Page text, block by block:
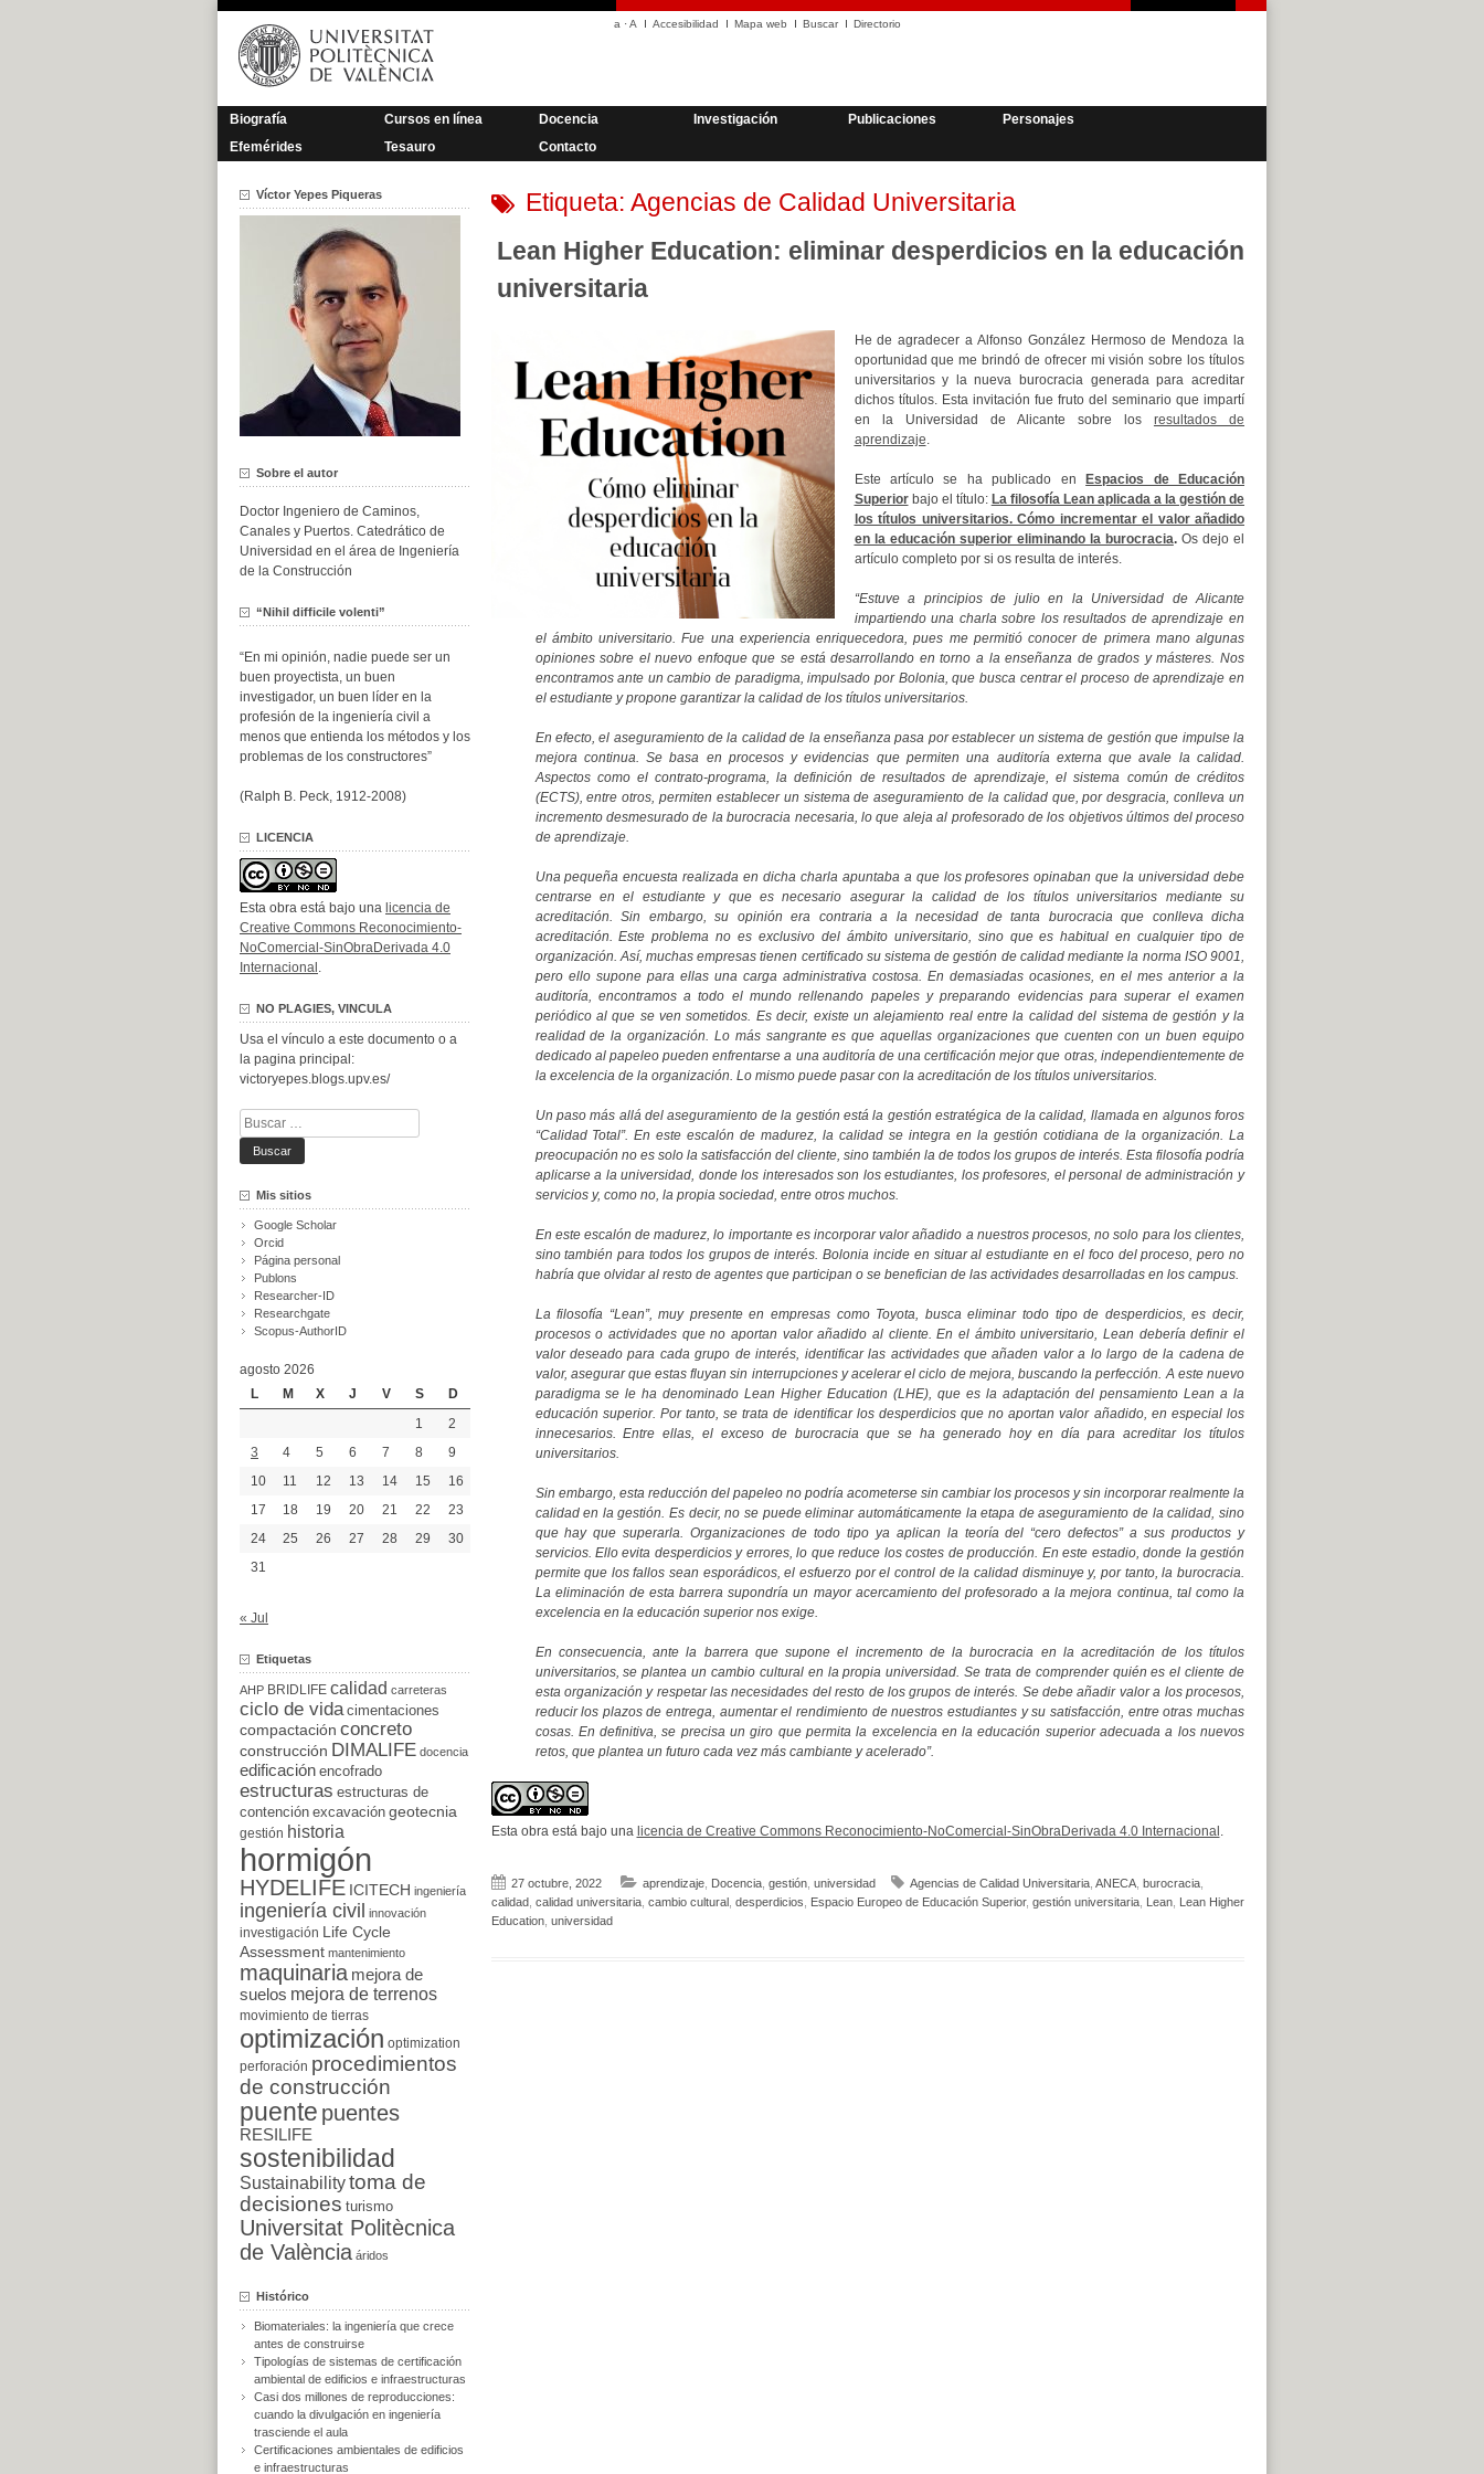
Saltar
contenido
a ·A Accesibilidad Mapa web Buscar Directorio
Biografía Cursos en línea Docencia Investigación Publicaciones
Personajes
Efemérides
Tesauro Contacto
Etiqueta: Agencias de Calidad Universitaria
Lean Higher Education: eliminar desperdicios en la educación
universitaria
He de agradecer a Alfonso González Hermoso de Mendoza la
oportunidad que me brindó de ofrecer mi visión sobre los títulos
universitarios y la nueva burocracia generada para acreditar
dichos títulos. Esta invitación fue fruto del seminario que impartí
en la Universidad de Alicante sobre los resultados de
aprendizaje.
Este artículo se ha publicado en
Espacios de Educación
Superiorbajo el título: La filosofía Lean aplicada a la gestión de
los títulos universitarios. Cómo incrementar el valor añadido
en la educación superior eliminando la burocracia. Os dejo el
artículo completo por si os resulta de interés.
“Estuve a principios de julio en la Universidad de Alicante
impartiendo una charla sobre los resultados de aprendizaje en
el ámbito universitario. Fue una experiencia enriquecedora, pues me permitió conocer de primera mano algunas
opiniones sobre el nuevo enfoque que se está desarrollando en torno a la enseñanza de grados y másteres. Nos
encontramos ante un cambio de paradigma, impulsado por Bolonia, que busca centrar el proceso de aprendizaje en
el estudiante y propone garantizar la calidad de los títulos universitarios.
En efecto, el aseguramiento de la calidad de la enseñanza pasa por establecer un sistema de gestión que impulse la
mejora continua. Se basa en procesos y evidencias que permiten una auditoría externa que avale la calidad.
Aspectos como el contrato-programa, la definición de resultados de aprendizaje, el sistema común de créditos
(ECTS), entre otros, permiten establecer un sistema de aseguramiento de la calidad que, por desgracia, conlleva un
incremento desmesurado de la burocracia necesaria, lo que aleja al profesorado de los objetivos últimos del proceso
de aprendizaje.
Una pequeña encuesta realizada en dicha charla apuntaba a que los profesores opinaban que la universidad debe
centrarse en el estudiante y que es necesario asegurar la calidad de los títulos universitarios mediante su
acreditación. Sin embargo, su opinión era contraria a la necesidad de tanta burocracia que conlleva dicha
acreditación. Este problema no es exclusivo del ámbito universitario, sino que es habitual en cualquier tipo de
organización. Así, muchas empresas tienen certificado su sistema de gestión de calidad mediante la norma ISO 9001,
pero ello supone para ellas una carga administrativa costosa. En demasiadas ocasiones, en el mes anterior a la
auditoría, encontramos a todo el mundo rellenando papeles y preparando evidencias para superar el examen
periódico al que se ven sometidos. Es decir, existe un alejamiento real entre la calidad del sistema de gestión y la
realidad de la organización. Lo más sangrante es que aquellas organizaciones que cuenten con un buen equipo
dedicado al papeleo pueden enfrentarse a una auditoría de una certificación mejor que otras, independientemente de
la excelencia de la organización. Lo mismo puede pasar con la acreditación de los títulos universitarios.
Un paso más allá del aseguramiento de la gestión está la gestión estratégica de la calidad, llamada en algunos foros
“Calidad Total”. En este escalón de madurez, la calidad se integra en la gestión cotidiana de la organización. La
preocupación no es solo la satisfacción del cliente, sino también la de todos los grupos de interés. Esta filosofía podría
aplicarse a la universidad, donde los interesados son los estudiantes, los profesores, el personal de administración y
servicios y, como no, la propia sociedad, entre otros muchos.
En este escalón de madurez, lo importante es incorporar valor añadido a nuestros procesos, no solo para los clientes,
sino también para todos los grupos de interés. Bolonia incide en situar al estudiante en el foco del proceso, pero no
habría que olvidar al resto de agentes que participan o se benefician de las actividades desarrolladas en los campus.
La filosofía “Lean”, muy presente en empresas como Toyota, busca eliminar todo tipo de desperdicios, es decir,
procesos o actividades que no aportan valor añadido al cliente. En el ámbito universitario, Lean debería definir el
valor deseado para cada grupo de interés, identificar las actividades que añaden valor a lo largo de la cadena de
valor, asegurar que estas fluyan sin interrupciones y acelerar el ciclo de mejora, buscando la perfección. A este nuevo
paradigma se le ha denominado Lean Higher Education (LHE), que es la adaptación del pensamiento Lean a la
educación superior. Por tanto, se trata de identificar los desperdicios que no aportan valor añadido, en especial los
innecesarios. Entre ellas, el exceso de burocracia que se ha generado hoy en día para acreditar los títulos
universitarios.
Sin embargo, esta reducción del papeleo no podría acometerse sin cambiar los procesos y sin incorporar realmente la
calidad en la gestión. Es decir, no se puede eliminar automáticamente la etapa de aseguramiento de la calidad, sino
que hay que superarla. Organizaciones de todo tipo ya aplican la teoría del “cero defectos” a sus productos y
servicios. Ello evita desperdicios y errores, lo que reduce los costes de producción. En este estadio, donde la gestión
permite que los fallos sean esporádicos, el esfuerzo por el control de la calidad disminuye y, por tanto, la burocracia.
La eliminación de esta barrera supondría un mayor acercamiento del profesorado a la mejora continua, tal como la
excelencia en la educación superior nos exige.
En consecuencia, ante la barrera que supone el incremento de la burocracia en la acreditación de los títulos
universitarios, se plantea un cambio cultural en la propia universidad. Se trata de comprender quién es el cliente de
esta organización y respetar las necesidades del resto de los grupos de interés. Se debe añadir valor a los procesos,
reducir los plazos de entrega, aumentar el rendimiento de nuestros estudiantes y su satisfacción, entre otras muchas
cosas. En definitiva, se precisa un giro que permita la excelencia en la educación superior adecuada a los nuevos
retos, que plantea un futuro cada vez más cambiante y acelerado”.
Esta obra está bajo una licencia de Creative Commons Reconocimiento-NoComercial-SinObraDerivada 4.0 Internacional .
27 octubre, 2022 aprendizaje, Docencia, gestión, universidad Agencias de Calidad Universitaria, ANECA, burocracia,
calidad calidad universitaria, cambio cultural desperdicios Espacio Europeo de Educación Superior, gestión universitaria, Lean,
Lean Higher
Education, universidad
Víctor Yepes Piqueras
Sobre el autor
Doctor Ingeniero de Caminos,
Canales y Puertos. Catedrático de
Universidad en el área de Ingeniería
de la Construcción
“Nihil difficile volenti”
“En mi opinión, nadie puede ser un
buen proyectista, un buen
investigador, un buen líder en la
profesión de la ingeniería civil a
menos que entienda los métodos y los
problemas de los constructores”
(Ralph B. Peck, 1912-2008)
LICENCIA
Esta obra está bajo una licencia de
Creative Commons Reconocimiento-
NoComercial-SinObraDerivada 4.0
Internacional .
NO PLAGIES, VINCULA
Usa el vínculo a este documento o a
la pagina principal:
victoryepes.blogs.upv.es/
Buscar:
Mis sitios
Google Scholar
Orcid
Página personal
Publons
Researcher-ID
Researchgate
Scopus-AuthorID
agosto 2026
L
M X J V S
D
1
2
3
4 5 6 7 8
9
10
11 12 13 14 15
16
17
18 19 20 21 22
23
24
25 26 27 28 29
30
31
« Jul
Etiquetas
AHP BRIDLIFE calidad carreteras
ciclo de vida cimentaciones
compactación concreto
construcción DIMALIFE docencia
edificación encofrado
estructuras estructuras de
contención excavación geotecnia
gestión historia
hormigón
HYDELIFE ICITECH ingeniería
ingeniería civil innovación
investigación
Life Cycle
Assessment mantenimiento
maquinaria mejora de
suelos mejora de terrenos
movimiento de tierras
optimización optimization
perforación procedimientos
de construcción
puente puentes
RESILIFE
sostenibilidad
Sustainabilitytoma de
decisiones turismo
Universitat Politècnica
de València áridos
Histórico
Biomateriales: la ingeniería que crece
antes de construirse
Tipologías de sistemas de certificación
ambiental de edificios e infraestructuras
Casi dos millones de reproducciones:
cuando la divulgación en ingeniería
trasciende el aula
Certificaciones ambientales de edificios
e infraestructuras